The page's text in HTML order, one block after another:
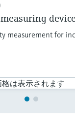
device
measurement for
は表示されます